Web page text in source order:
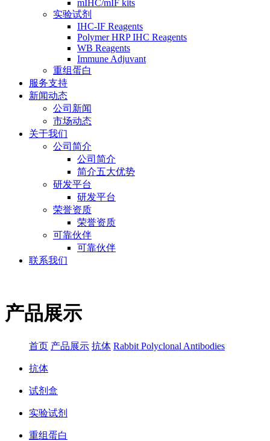
mIHC/mIF kits
实验试剂
IHC-IF Reagents
Polymer HRP IHC Reagents
WB Reagents
Immune Adjuvant
重组蛋白
服务支持
新闻动态
公司新闻
市场动态
关于我们
公司简介
公司简介
简介五大优势
研发平台
研发平台
荣誉资质
荣誉资质
可靠伙伴
可靠伙伴
联系我们
产品展示
首页 产品展示 抗体 Rabbit Polyclonal Antibodies
抗体
试剂盒
实验试剂
重组蛋白